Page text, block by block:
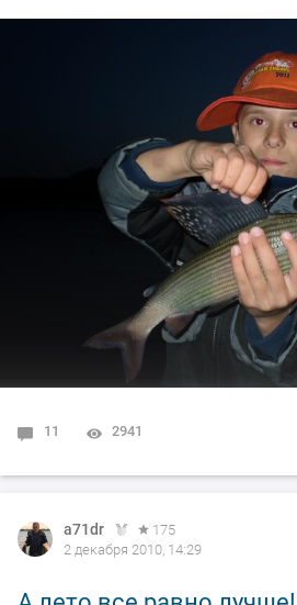
11 2941
a71dr
175
2 декабря 2010, 14:29